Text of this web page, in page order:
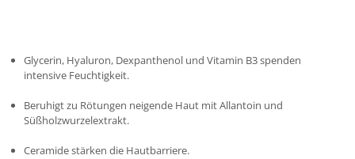
Glycerin, Hyaluron, Dexpanthenol und Vitamin B3 spenden
intensive Feuchtigkeit.
Beruhigt zu Rötungen neigende Haut mit Allantoin und
Süßholzwurzelextrakt.
Ceramide stärken die Hautbarriere.